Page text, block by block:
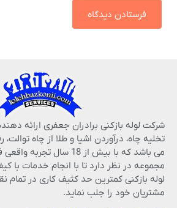
شرکت لوله بازکنی برادران جعفری ارائه دهنده
تخلیه چاه، درآوردن اشیا و طلا از چاه توالت،
می باشد که با بیش از 18 سال
مجموعه در نظر دارد تا با انجام خدمات با
لوله بازکنی کمترین حد کثیف کاری در تمام
مشتریان خود را جلب نماید.